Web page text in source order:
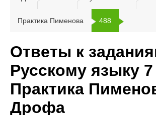
Практика Пименова 488
Ответы к
Русскому языку 7
Практика
Дрофа